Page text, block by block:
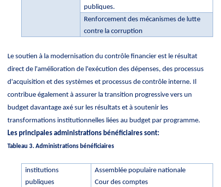
publiques.
Renforcement des mécanismes de lutte
contre la corruption
Le soutien à la modernisation du contrôle financier est le résultat
direct de l'amélioration de l'exécution des dépenses, des processus
d'acquisition et des systèmes et processus de contrôle interne. Il
contribue également à assurer la transition progressive vers un
budget davantage axé sur les résultats et à soutenir les
transformations institutionnelles liées au budget par programme.
Les principales administrations bénéficiaires sont:
Tableau 3. Administrations bénéficiaires
institutions
publiques
Assemblée populaire nationale
Cour des comptes